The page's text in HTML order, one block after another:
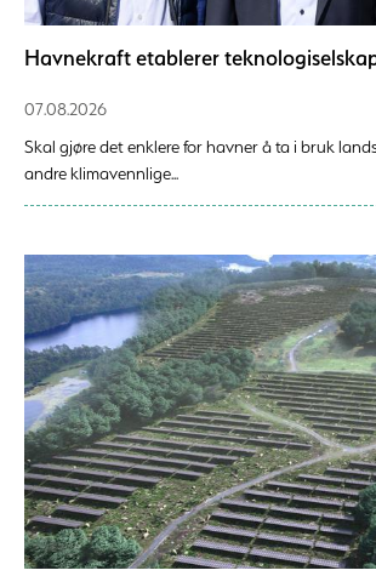
Havnekraft etablerer
07.08.2026
Skal gjøre det enklere for havner å ta i bruk
andre klimavennlige...